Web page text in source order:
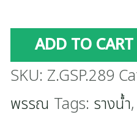
ADD TO CART
SKU: Z.GSP.289
พรรณ Tags: รางน้ำ,